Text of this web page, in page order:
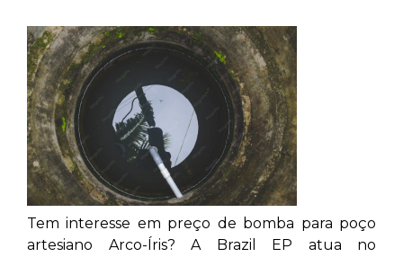
Tem interesse em preço de bomba para poço
artesiano Arco-Íris? A Brazil EP atua no